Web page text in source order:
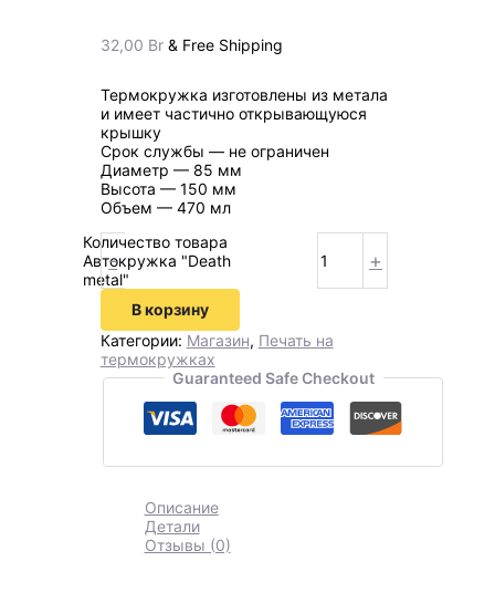
32,00 Br & Free Shipping
Термокружка изготовлены из метала
и имеет частично открывающуюся
крышку
Срок службы — не ограничен
Диаметр — 85 мм
Высота — 150 мм
Объем — 470 мл
-
Количество товара
Автокружка "Death
metal"
+
В корзину
Категории: Магазин, Печать на
термокружках
Guaranteed Safe Checkout
Описание
Детали
Отзывы (0)